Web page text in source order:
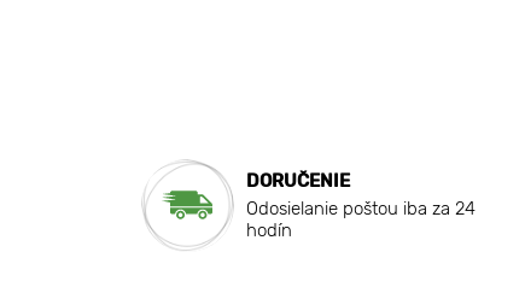
DORUČENIE
Odosielanie poštou iba za 24
hodín